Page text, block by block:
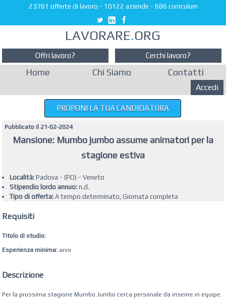
23761 offerte di lavoro - 10122 aziende - 686 curriculum
LAVORARE.ORG
Offri lavoro? Cerchi lavoro?
Home Chi Siamo Contatti
Accedi
Pubblicato il 21-02-2024
Mansione: Mumbo jumbo assume animatori per la
stagione estiva
PROPONI LA TUA CANDIDATURA
Località:Padova - (PD) - Veneto
Stipendio lordo annuo:n.d.
Tipo di offerta:A tempo determinato, Giornata completa
Requisiti
Titolo di studio:
Esperienza minima: anni
Descrizione
Per la prossima stagione Mumbo Jumbo cerca personale da inserire in equipe.